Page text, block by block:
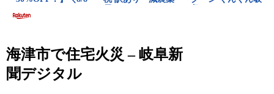
海津市で住宅火災 – 岐阜新
聞デジタル